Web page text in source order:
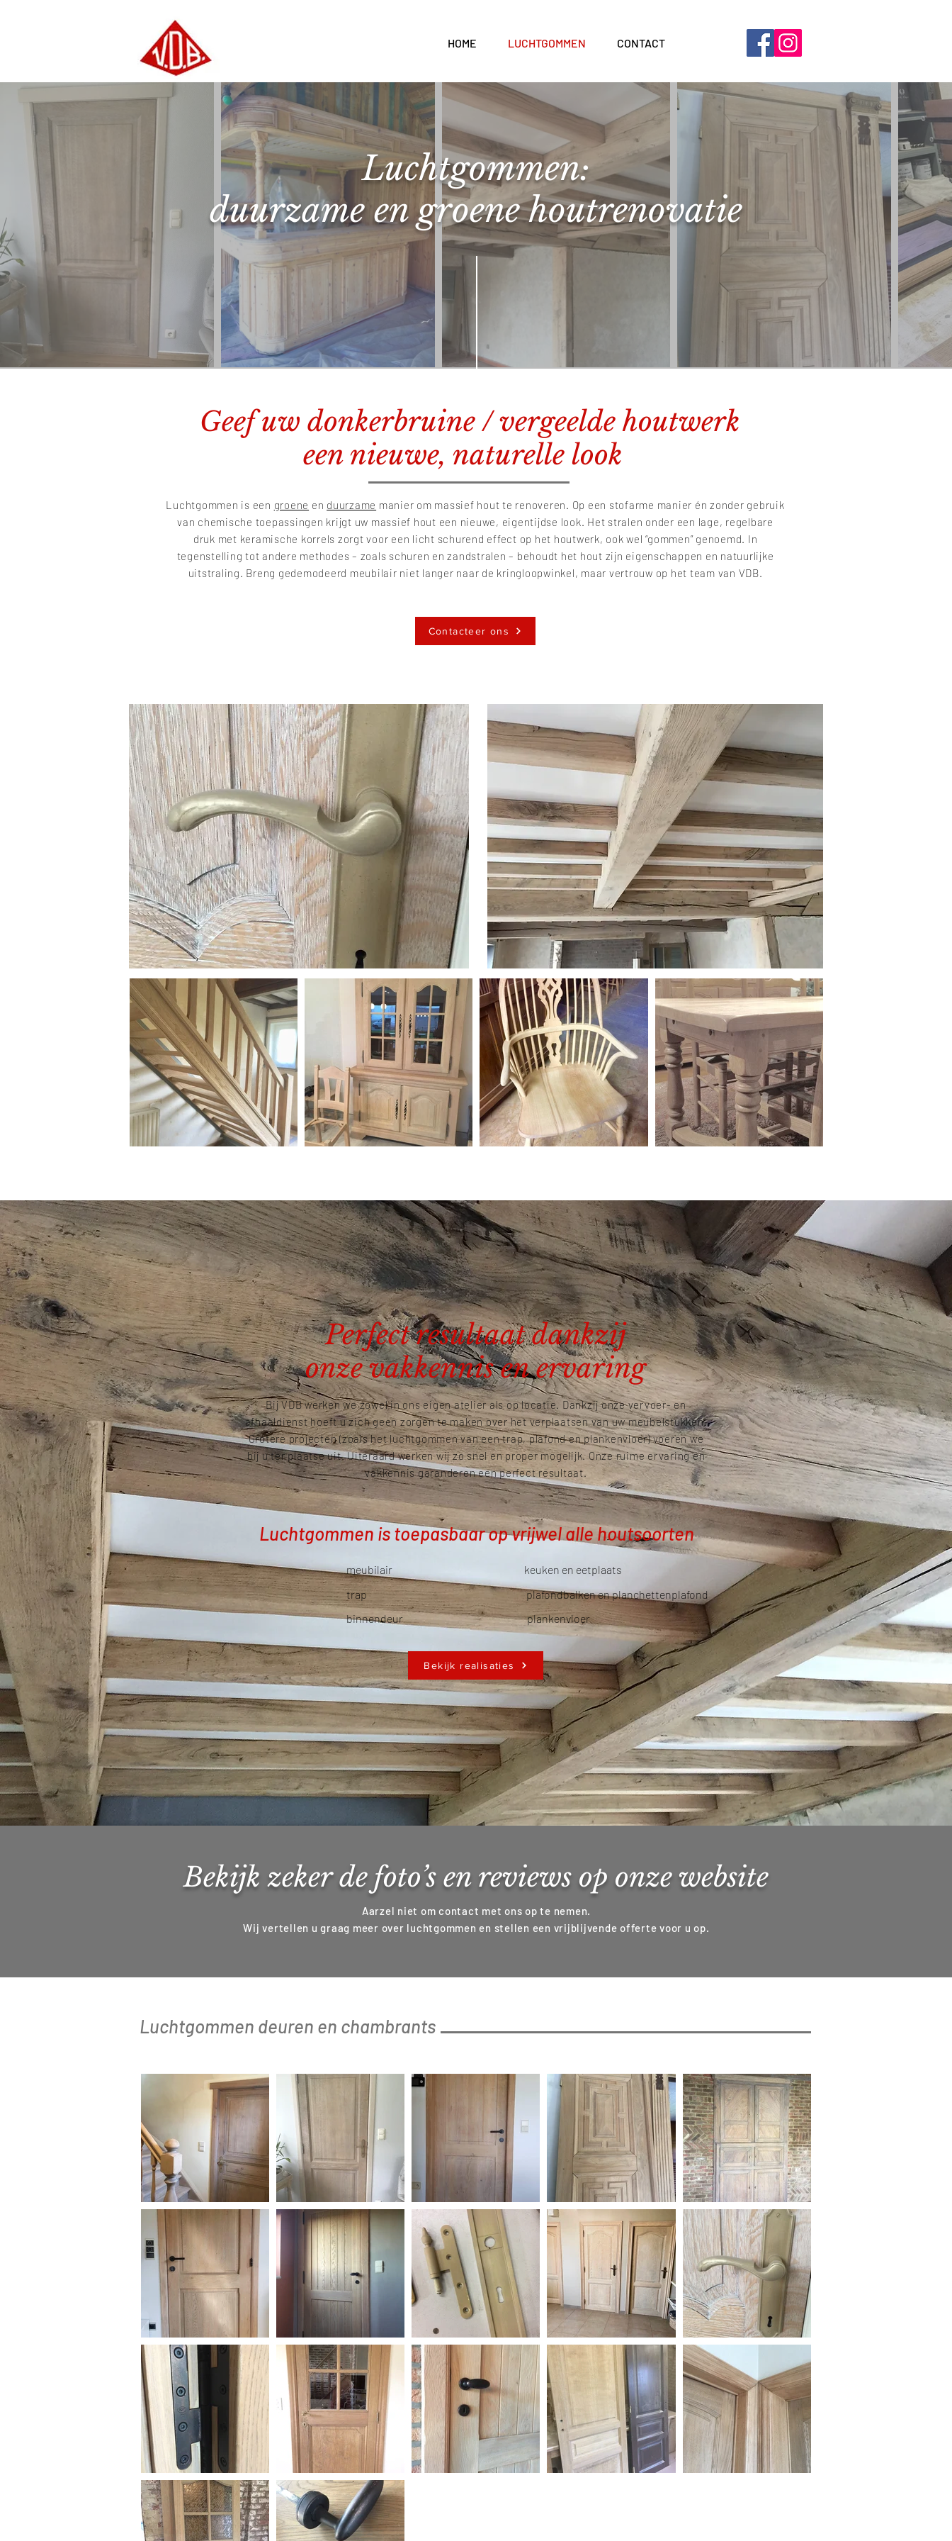
HOME LUCHTGOMMEN CONTACT
Luchtgommen:
duurzame en groene houtrenovatie
Geef uw donkerbruine / vergeelde houtwerk
een nieuwe, naturelle look
Luchtgommen is een groene en duurzame manier om massief hout te renoveren. Op een stofarme manier én zonder gebruik
van chemische toepassingen krijgt uw massief hout een nieuwe, eigentijdse look. Het stralen onder een lage, regelbare
druk met keramische korrels zorgt voor een licht schurend effect op het houtwerk, ook wel “gommen” genoemd. In
tegenstelling tot andere methodes – zoals schuren en zandstralen – behoudt het hout zijn eigenschappen en natuurlijke
uitstraling. Breng gedemodeerd meubilair niet langer naar de kringloopwinkel, maar vertrouw op het team van VDB.
Contacteer ons
Perfect resultaat dankzij
onze vakkennis en ervaring
Bij VDB werken we zowel in ons eigen atelier als op locatie. Dankzij onze vervoer- en
afhaaldienst hoeft u zich geen zorgen te maken over het verplaatsen van uw meubelstukken.
Grotere projecten (zoals het luchtgommen van een trap, plafond en plankenvloer) voeren we
bij u ter plaatse uit. Uiteraard werken wij zo snel en proper mogelijk. Onze ruime ervaring en
vakkennis garanderen een perfect resultaat.
Luchtgommen is toepasbaar op vrijwel alle houtsoorten
meubilair
trap
binnendeur
keuken en eetplaats
plafondbalken en planchettenplafond
plankenvloer
Bekijk realisaties
Bekijk zeker de foto’s en reviews op onze website
Aarzel niet om contact met ons op te nemen.
Wij vertellen u graag meer over luchtgommen en stellen een vrijblijvende offerte voor u op.
Luchtgommen deuren en chambrants